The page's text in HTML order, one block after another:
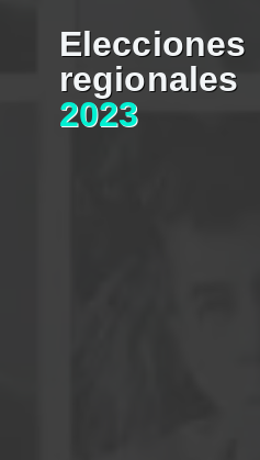
Elecciones
regionales
2023